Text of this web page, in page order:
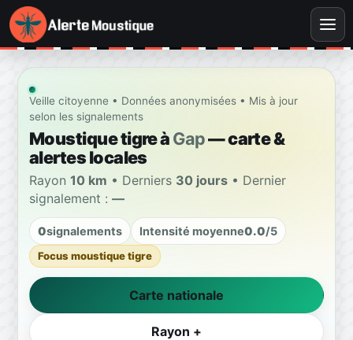
Veille citoyenne • Données anonymisées • Mis à jour
selon les signalements
Moustique tigre àGap— carte &
alertes locales
Rayon 10 km • Derniers 30 jours • Dernier
signalement : —
0signalements Intensité moyenne0.0/5
Focus moustique tigre
Carte nationale
Rayon +